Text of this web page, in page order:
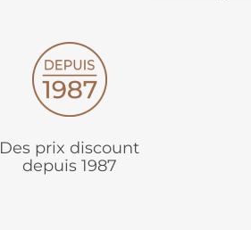
Des prix discount
depuis 1987